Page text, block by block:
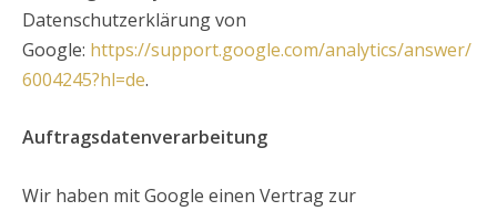
Datenschutzerklärung von
Google: https://support.google.com/analytics/answer/
6004245?hl=de.
Auftragsdatenverarbeitung
Wir haben mit Google einen Vertrag zur